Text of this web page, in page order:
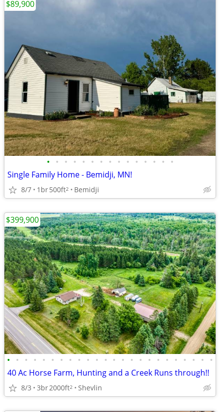
• • • • • • • • • • • • • • •
Single Family Home - Bemidji, MN!
8/7 1br500ft2 Bemidji
$89,900
• • • • • • • • • • • • • • • • • • • • • • • •
40 Ac Horse Farm, Hunting and a Creek Runs through!!
8/3 3br2000ft2 Shevlin
$399,900